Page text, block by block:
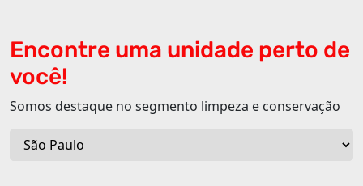
Encontre uma unidade perto de
você!
Somos destaque no segmento limpeza e conservação